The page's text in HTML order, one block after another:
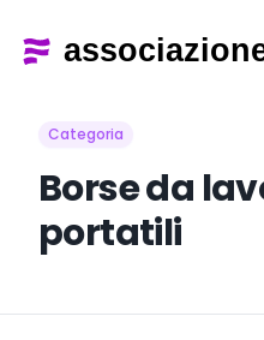
Categoria
Borse da
portatili